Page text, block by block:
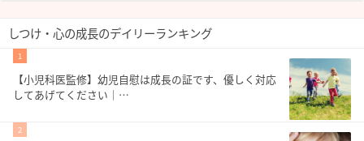
しつけ・心の成長のデイリーランキング
1
【小児科医監修】幼児自慰は成長の証です、優しく対応
してあげてください｜…
2